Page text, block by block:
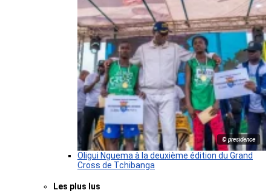
© presidence
Oligui Nguema à la deuxième édition du Grand
Cross de Tchibanga
Les plus lus